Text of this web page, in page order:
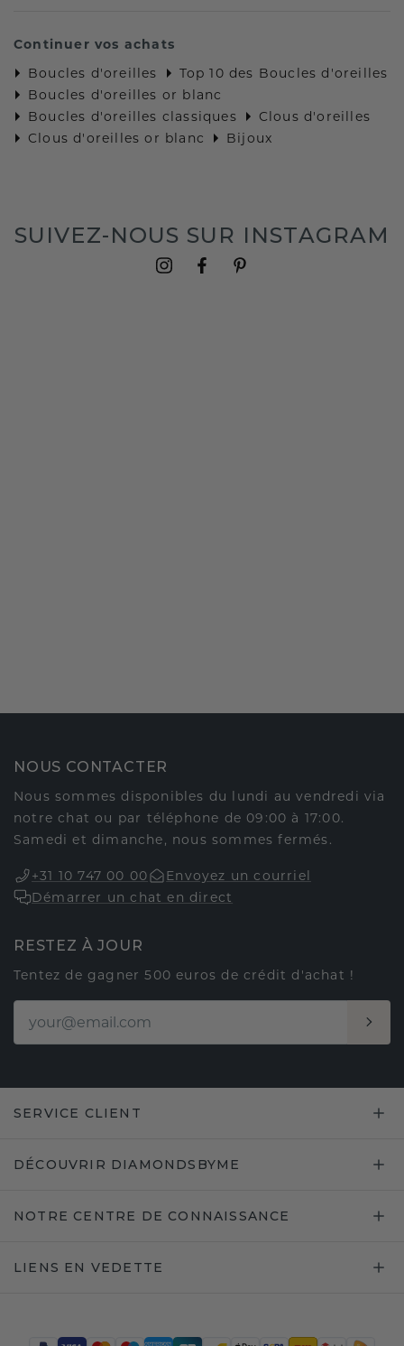
Continuer vos achats
Boucles d'oreilles
Top 10 des Boucles d'oreilles
Boucles d'oreilles or blanc
Boucles d'oreilles classiques
Clous d'oreilles
Clous d'oreilles or blanc
Bijoux
SUIVEZ-NOUS SUR INSTAGRAM
NOUS CONTACTER
Nous sommes disponibles du lundi au vendredi via
notre chat ou par téléphone de 09:00 à 17:00.
Samedi et dimanche, nous sommes fermés.
+31 10 747 00 00
Envoyez un courriel
Démarrer un chat en direct
RESTEZ À JOUR
Tentez de gagner 500 euros de crédit d'achat !
SERVICE CLIENT
DÉCOUVRIR DIAMONDSBYME
NOTRE CENTRE DE CONNAISSANCE
LIENS EN VEDETTE